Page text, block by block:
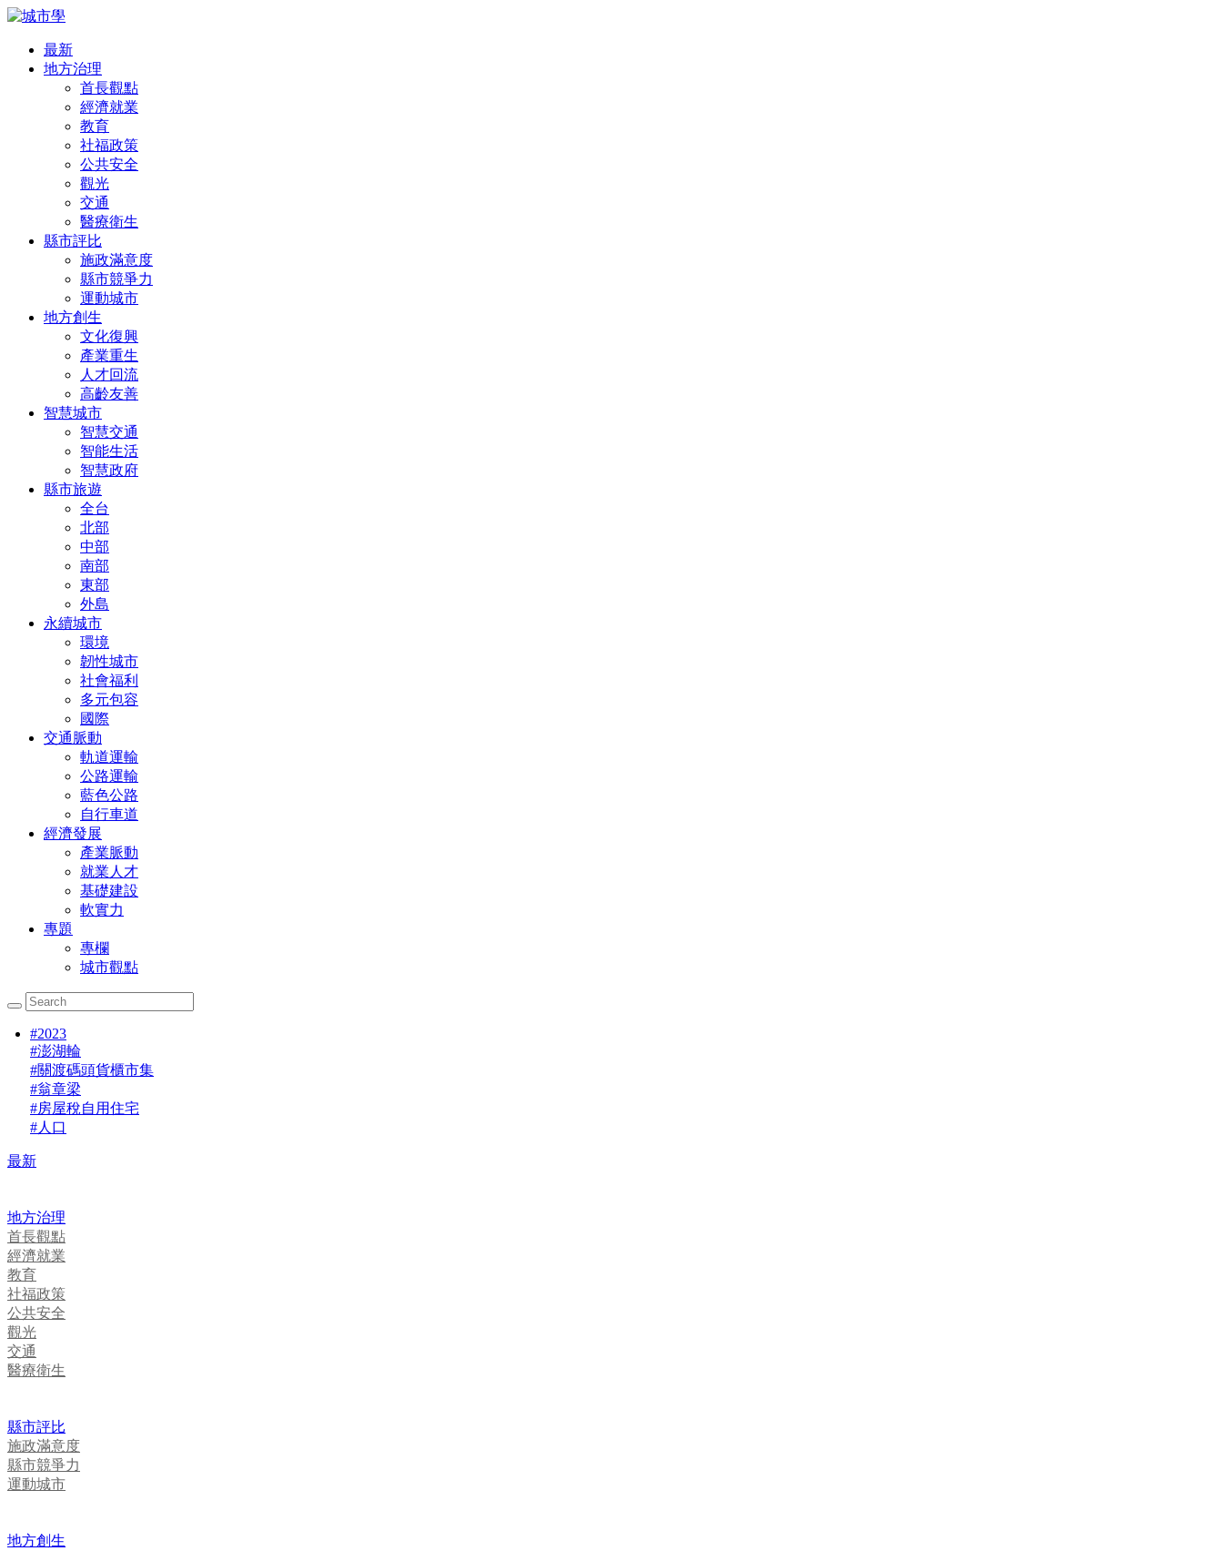
最新
地方治理
首長觀點
經濟就業
教育
社福政策
公共安全
觀光
交通
醫療衛生
縣市評比
施政滿意度
縣市競爭力
運動城市
地方創生
文化復興
產業重生
人才回流
高齡友善
智慧城市
智慧交通
智能生活
智慧政府
縣市旅遊
全台
北部
中部
南部
東部
外島
永續城市
環境
韌性城市
社會福利
多元包容
國際
交通脈動
軌道運輸
公路運輸
藍色公路
自行車道
經濟發展
產業脈動
就業人才
基礎建設
軟實力
專題
專欄
城市觀點
#2023
#澎湖輪
#關渡碼頭貨櫃市集
#翁章梁
#房屋稅自用住宅
#人口
最新
地方治理
首長觀點
經濟就業
教育
社福政策
公共安全
觀光
交通
醫療衛生
縣市評比
施政滿意度
縣市競爭力
運動城市
地方創生